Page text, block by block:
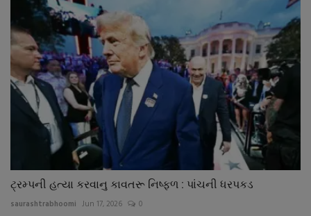
ટ્રમ્પની હત્યા કરવાનુ કાવતરૂ નિષ્ફળ : પાંચની ધરપકડ
saurashtrabhoomi Jun 17, 2026 0